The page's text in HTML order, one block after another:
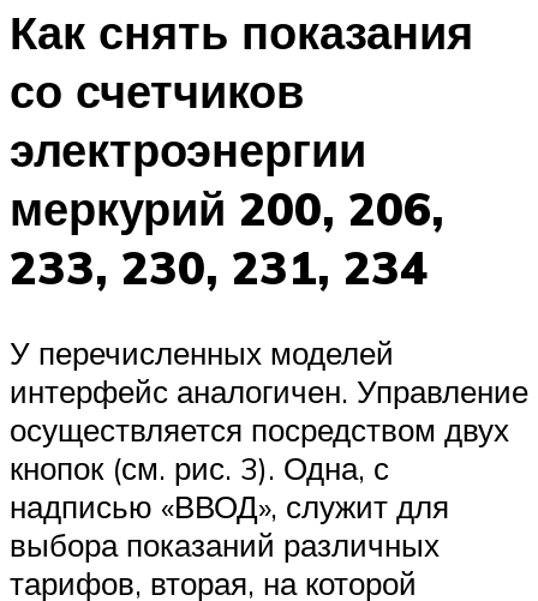
Как снять показания
со счетчиков
электроэнергии
меркурий 200, 206,
233, 230, 231, 234
У перечисленных моделей
интерфейс аналогичен. Управление
осуществляется посредством двух
кнопок (см. рис. 3). Одна, с
надписью «ВВОД», служит для
выбора показаний различных
тарифов, вторая, на которой